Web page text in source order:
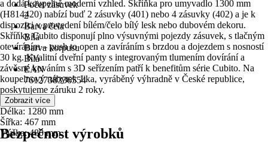
Počet zásuvek
2
Barva čela
Bílá
Barva korpusu
Bílá
EAN
7612738336554
a dodá koupelně moderní vzhled. Skříňka pro umyvadlo 1300 mm
(H814420) nabízí buď 2 zásuvky (401) nebo 4 zásuvky (402) a je k
dispozici v provedení bílém/čelo bílý lesk nebo dubovém dekoru.
Skříňky Cubito disponují plno výsuvnými pojezdy zásuvek, s tlačným
otevíráním – push to open a zavíráním s brzdou a dojezdem s nosností
30 kg. Kvalitní dveřní panty s integrovaným tlumením dovírání a
závěsné kováním s 3D seřízením patří k benefitům série Cubito. Na
koupelnový nábytek Jika, vyráběný výhradně v České republice,
poskytujeme záruku 2 roky.
Rozměry:
Délka: 1280 mm
Šířka: 467 mm
Výška: 480 mm
Zobrazit více
Bezpečnost výrobků